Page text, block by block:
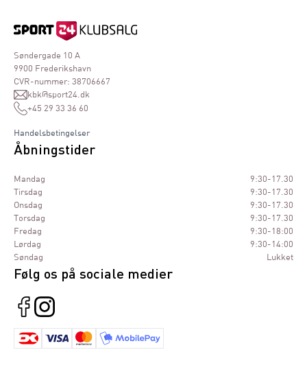
Søndergade 10 A
9900 Frederikshavn
CVR-nummer: 38706667
kbk@sport24.dk
+45 29 33 36 60
Handelsbetingelser
Åbningstider
Mandag
9:30-17.30
Tirsdag
9:30-17.30
Onsdag
9:30-17.30
Torsdag
9:30-17.30
Fredag
9:30-18:00
Lørdag
9:30-14:00
Søndag
Lukket
Følg os på sociale medier